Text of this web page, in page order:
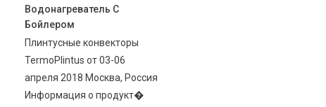
Водонагреватель С
Бойлером
Плинтусные конвекторы
TermoPlintus от 03-06
апреля 2018 Москва, Россия
Информация о продукт�